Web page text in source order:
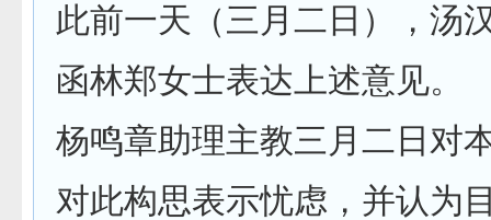
此前一天（三月二日），汤
函林郑女士表达上述意见。
杨鸣章助理主教三月二日对
对此构思表示忧虑，并认为